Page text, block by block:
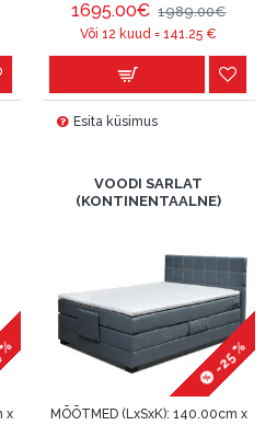
1695.00€ 1989.00€
Või 12 kuud =141.25 €
Esita küsimus
x
VOODI SARLAT
(KONTINENTAALNE)
-25 %
MÕÕTMED (LxSxK): 140.00cm x